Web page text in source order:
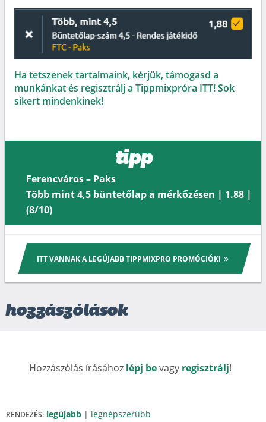
Ha tetszenek tartalmaink, kérjük, támogasd a
munkánkat és regisztrálj a Tippmixpróra ITT! Sok
sikert mindenkinek!
tipp
Ferencváros – Paks
Több mint 4,5 büntetőlap a mérkőzésen | 1.88 |
(8/10)
ITT VANNAK A LEGÚJABB TIPPMIXPRO PROMÓCIÓK!
hozzászólások
Hozzászólás írásához lépj bevagy regisztrálj!
RENDEZÉS: legújabb | legnépszerűbb